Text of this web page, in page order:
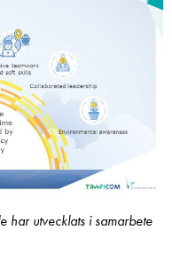
har utvecklats i samarbete